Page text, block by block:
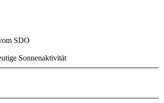
SDO
Sonnenaktivität